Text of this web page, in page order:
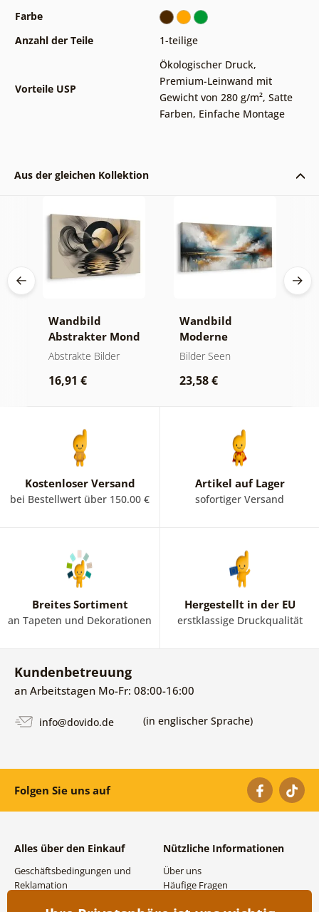
Farbe
Anzahl der Teile
1-teilige
Vorteile USP
Ökologischer Druck,
Premium-Leinwand mit
Gewicht von 280 g/m², Satte
Farben, Einfache Montage
Aus der gleichen Kollektion
Wandbild
Abstrakter Mond
am Wasser
Abstrakte Bilder
16,91 €
Wandbild
Moderne
Abstraktion mit
Bilder Seen
23,58 €
Kostenloser Versand
bei Bestellwert über 150.00 €
Artikel auf Lager
sofortiger Versand
Breites Sortiment
an Tapeten und Dekorationen
Hergestellt in der EU
erstklassige Druckqualität
Kundenbetreuung
an Arbeitstagen Mo-Fr: 08:00-16:00
info@dovido.de (in englischer Sprache)
Folgen Sie uns auf
Alles über den Einkauf
Geschäftsbedingungen und
Reklamation
Nützliche Informationen
Über uns
Häufige Fragen